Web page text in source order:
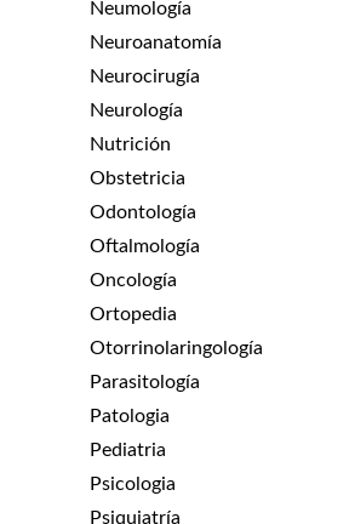
Neumología
Neuroanatomía
Neurocirugía
Neurología
Nutrición
Obstetricia
Odontología
Oftalmología
Oncología
Ortopedia
Otorrinolaringología
Parasitología
Patologia
Pediatria
Psicologia
Psiquiatría